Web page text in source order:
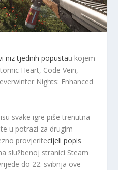
niz tjednih popustau kojem
Heart, Code Vein,
Nights: Enhanced
svake igre piše trenutna
u potrazi za drugim
provjeritecijeli popis
službenoj stranici Steam
do 22. svibnja ove